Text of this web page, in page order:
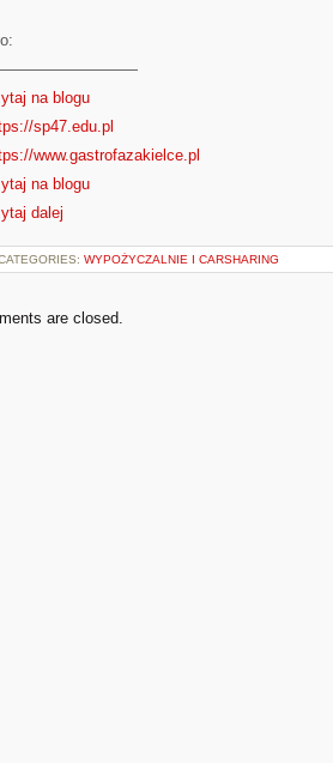
na blogu
sp47.edu.pl
www.gastrofazakielce.pl
na blogu
dalej
WYPOŻYCZALNIE I CARSHARING
are closed.